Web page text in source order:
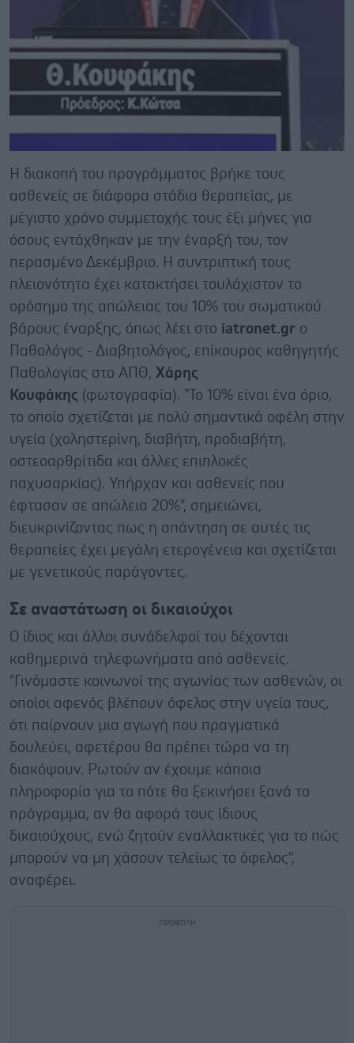
Η διακοπή του προγράμματος βρήκε τους
ασθενείς σε διάφορα στάδια θεραπείας, με
μέγιστο χρόνο συμμετοχής τους έξι μήνες για
όσους εντάχθηκαν με την έναρξή του, τον
περασμένο Δεκέμβριο. Η συντριπτική τους
πλειονότητα έχει κατακτήσει τουλάχιστον το
ορόσημο της απώλειας του 10% του σωματικού
βάρους έναρξης, όπως λέει στο iatronet.gr ο
Παθολόγος - Διαβητολόγος, επίκουρος καθηγητής
Παθολογίας στο ΑΠΘ, Χάρης
Κουφάκης (φωτογραφία). "Το 10% είναι ένα όριο,
το οποίο σχετίζεται με πολύ σημαντικά οφέλη στην
υγεία (χοληστερίνη, διαβήτη, προδιαβήτη,
οστεοαρθρίτιδα και άλλες επιπλοκές
παχυσαρκίας). Υπήρχαν και ασθενείς που
έφτασαν σε απώλεια 20%", σημειώνει,
διευκρινίζοντας πως η απάντηση σε αυτές τις
θεραπείες έχει μεγάλη ετερογένεια και σχετίζεται
με γενετικούς παράγοντες.
Σε αναστάτωση οι δικαιούχοι
Ο ίδιος και άλλοι συνάδελφοί του δέχονται
καθημερινά τηλεφωνήματα από ασθενείς.
"Γινόμαστε κοινωνοί της αγωνίας των ασθενών, οι
οποίοι αφενός βλέπουν όφελος στην υγεία τους,
ότι παίρνουν μια αγωγή που πραγματικά
δουλεύει, αφετέρου θα πρέπει τώρα να τη
διακόψουν. Ρωτούν αν έχουμε κάποια
πληροφορία για το πότε θα ξεκινήσει ξανά το
πρόγραμμα, αν θα αφορά τους ίδιους
δικαιούχους, ενώ ζητούν εναλλακτικές για το πώς
μπορούν να μη χάσουν τελείως το όφελος",
αναφέρει.